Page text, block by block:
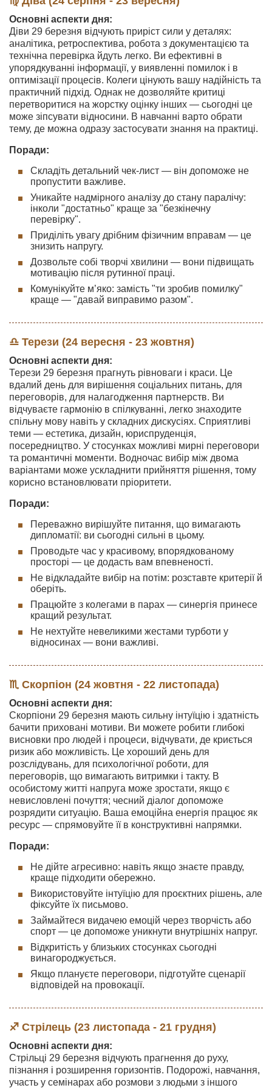
Основні аспекти дня:
Діви 29 березня відчують приріст сили у деталях:
аналітика, ретроспектива, робота з документацією та
технічна перевірка йдуть легко. Ви ефективні в
упорядкуванні інформації, у виявленні помилок і в
оптимізації процесів. Колеги цінують вашу надійність та
практичний підхід. Однак не дозволяйте критиці
перетворитися на жорстку оцінку інших — сьогодні це
може зіпсувати відносини. В навчанні варто обрати
тему, де можна одразу застосувати знання на практиці.
Поради:
Складіть детальний чек-лист — він допоможе не
пропустити важливе.
Уникайте надмірного аналізу до стану паралічу:
інколи "достатньо" краще за "безкінечну
перевірку".
Приділіть увагу дрібним фізичним вправам — це
знизить напругу.
Дозвольте собі творчі хвилини — вони підвищать
мотивацію після рутинної праці.
Комунікуйте м’яко: замість "ти зробив помилку"
краще — "давай виправимо разом".
♎ Терези (24 вересня - 23 жовтня)
Основні аспекти дня:
Терези 29 березня прагнуть рівноваги і краси. Це
вдалий день для вирішення соціальних питань, для
переговорів, для налагодження партнерств. Ви
відчуваєте гармонію в спілкуванні, легко знаходите
спільну мову навіть у складних дискусіях. Сприятливі
теми — естетика, дизайн, юриспруденція,
посередництво. У стосунках можливі мирні переговори
та романтичні моменти. Водночас вибір між двома
варіантами може ускладнити прийняття рішення, тому
корисно встановлювати пріоритети.
Поради:
Переважно вирішуйте питання, що вимагають
дипломатії: ви сьогодні сильні в цьому.
Проводьте час у красивому, впорядкованому
просторі — це додасть вам впевненості.
Не відкладайте вибір на потім: розставте критерії й
оберіть.
Працюйте з колегами в парах — синергія принесе
кращий результат.
Не нехтуйте невеликими жестами турботи у
відносинах — вони важливі.
♏ Скорпіон (24 жовтня - 22 листопада)
Основні аспекти дня:
Скорпіони 29 березня мають сильну інтуїцію і здатність
бачити приховані мотиви. Ви можете робити глибокі
висновки про людей і процеси, відчувати, де криється
ризик або можливість. Це хороший день для
розслідувань, для психологічної роботи, для
переговорів, що вимагають витримки і такту. В
особистому житті напруга може зростати, якщо є
невисловлені почуття; чесний діалог допоможе
розрядити ситуацію. Ваша емоційна енергія працює як
ресурс — спрямовуйте її в конструктивні напрямки.
Поради:
Не дійте агресивно: навіть якщо знаєте правду,
краще підходити обережно.
Використовуйте інтуїцію для проєктних рішень, але
фіксуйте їх письмово.
Займайтеся видачею емоцій через творчість або
спорт — це допоможе уникнути внутрішніх напруг.
Відкритість у близьких стосунках сьогодні
винагороджується.
Якщо плануєте переговори, підготуйте сценарії
відповідей на провокації.
♐ Стрілець (23 листопада - 21 грудня)
Основні аспекти дня:
Стрільці 29 березня відчують прагнення до руху,
пізнання і розширення горизонтів. Подорожі, навчання,
участь у семінарах або розмови з людьми з іншого